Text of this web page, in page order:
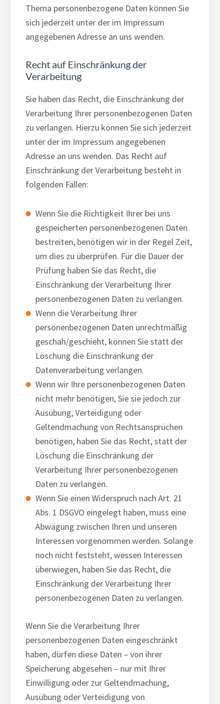
Thema personenbezogene Daten können Sie
sich jederzeit unter der im Impressum
angegebenen Adresse an uns wenden.
Recht auf Einschränkung der
Verarbeitung
Sie haben das Recht, die Einschränkung der
Verarbeitung Ihrer personenbezogenen Daten
zu verlangen. Hierzu können Sie sich jederzeit
unter der im Impressum angegebenen
Adresse an uns wenden. Das Recht auf
Einschränkung der Verarbeitung besteht in
folgenden Fällen:
Wenn Sie die Richtigkeit Ihrer bei uns
gespeicherten personenbezogenen Daten
bestreiten, benötigen wir in der Regel Zeit,
um dies zu überprüfen. Für die Dauer der
Prüfung haben Sie das Recht, die
Einschränkung der Verarbeitung Ihrer
personenbezogenen Daten zu verlangen.
Wenn die Verarbeitung Ihrer
personenbezogenen Daten unrechtmäßig
geschah/geschieht, können Sie statt der
Löschung die Einschränkung der
Datenverarbeitung verlangen.
Wenn wir Ihre personenbezogenen Daten
nicht mehr benötigen, Sie sie jedoch zur
Ausübung, Verteidigung oder
Geltendmachung von Rechtsansprüchen
benötigen, haben Sie das Recht, statt der
Löschung die Einschränkung der
Verarbeitung Ihrer personenbezogenen
Daten zu verlangen.
Wenn Sie einen Widerspruch nach Art. 21
Abs. 1 DSGVO eingelegt haben, muss eine
Abwägung zwischen Ihren und unseren
Interessen vorgenommen werden. Solange
noch nicht feststeht, wessen Interessen
überwiegen, haben Sie das Recht, die
Einschränkung der Verarbeitung Ihrer
personenbezogenen Daten zu verlangen.
Wenn Sie die Verarbeitung Ihrer
personenbezogenen Daten eingeschränkt
haben, dürfen diese Daten – von ihrer
Speicherung abgesehen – nur mit Ihrer
Einwilligung oder zur Geltendmachung,
Ausübung oder Verteidigung von